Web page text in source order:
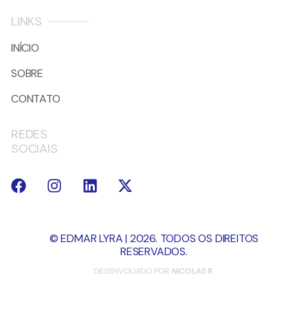
LINKS
INÍCIO
SOBRE
CONTATO
REDES
SOCIAIS
© EDMAR LYRA | 2026. TODOS OS DIREITOS
RESERVADOS.
DESENVOLVIDO POR NICOLAS R.